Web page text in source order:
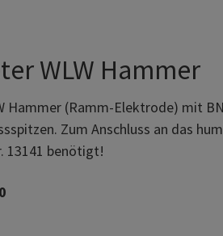
WLW Hammer
Hammer (Ramm-Elektrode) mit
Zum Anschluss an das
13141 benötigt!